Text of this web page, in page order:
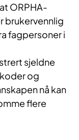
ORPHA-
brukervennlig
fagpersoner i
sjeldne
og
nå kan
flere